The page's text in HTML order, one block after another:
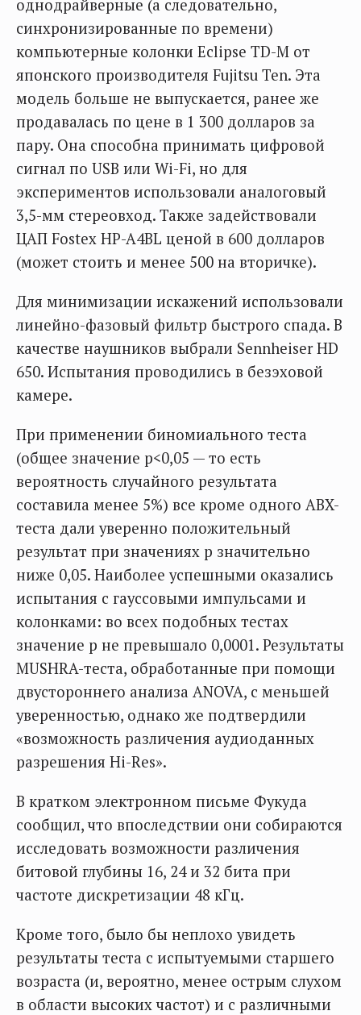
однодрайверные (а следовательно,
синхронизированные по времени)
компьютерные колонки Eclipse TD-M от
японского производителя Fujitsu Ten. Эта
модель больше не выпускается, ранее же
продавалась по цене в 1 300 долларов за
пару. Она способна принимать цифровой
сигнал по USB или Wi-Fi, но для
экспериментов использовали аналоговый
3,5-мм стереовход. Также задействовали
ЦАП Fostex HP-A4BL ценой в 600 долларов
(может стоить и менее 500 на вторичке).
Для минимизации искажений использовали
линейно-фазовый фильтр быстрого спада. В
качестве наушников выбрали Sennheiser HD
650. Испытания проводились в безэховой
камере.
При применении биномиального теста
(общее значение p<0,05 — то есть
вероятность случайного результата
составила менее 5%) все кроме одного ABX-
теста дали уверенно положительный
результат при значениях p значительно
ниже 0,05. Наиболее успешными оказались
испытания с гауссовыми импульсами и
колонками: во всех подобных тестах
значение p не превышало 0,0001. Результаты
MUSHRA-теста, обработанные при помощи
двустороннего анализа ANOVA, с меньшей
уверенностью, однако же подтвердили
«возможность различения аудиоданных
разрешения Hi-Res».
В кратком электронном письме Фукуда
сообщил, что впоследствии они собираются
исследовать возможности различения
битовой глубины 16, 24 и 32 бита при
частоте дискретизации 48 кГц.
Кроме того, было бы неплохо увидеть
результаты теста с испытуемыми старшего
возраста (и, вероятно, менее острым слухом
в области высоких частот) и с различными